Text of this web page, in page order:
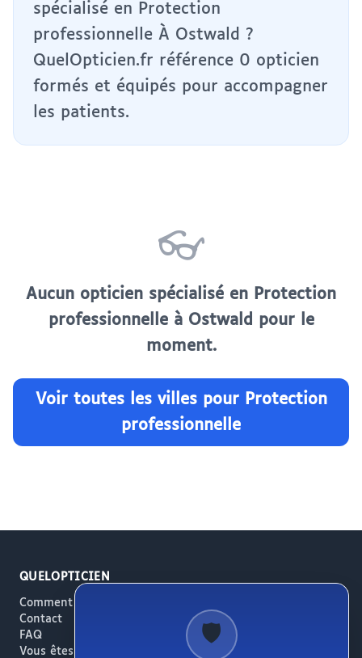
spécialisé en Protection
professionnelle À Ostwald ?
QuelOpticien.fr référence 0 opticien
formés et équipés pour accompagner
les patients.
👓
Aucun opticien spécialisé en Protection
professionnelle à Ostwald pour le
moment.
Voir toutes les villes pour Protection
professionnelle
QUELOPTICIEN
Comment ça marche
Contact
FAQ
Vous êtes opticien ?
🛡️